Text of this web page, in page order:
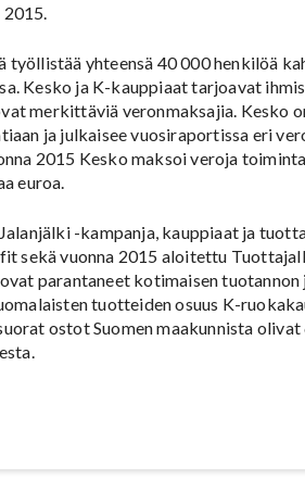
työllistää yhteensä 40 000 henkilöä
Kesko ja K-kauppiaat tarjoavat
merkittäviä veronmaksajia. Kesko
ja julkaisee vuosiraportissa eri
2015 Kesko maksoi veroja
euroa.
-kampanja, kauppiaat ja
sekä vuonna 2015 aloitettu
parantaneet kotimaisen tuotannon
tuotteiden osuus K-
ostot Suomen maakunnista